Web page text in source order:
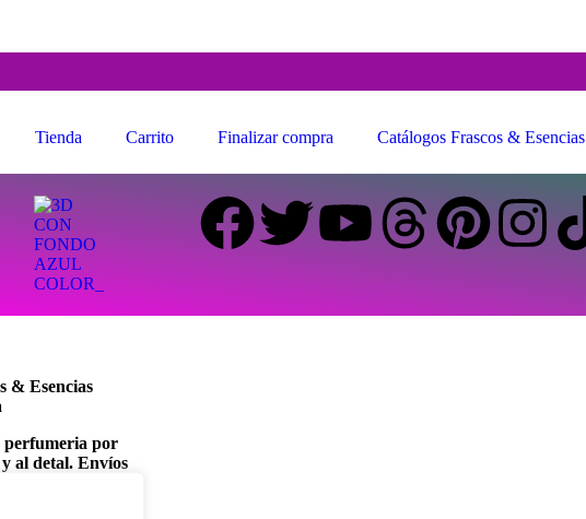
Tienda Carrito Finalizar compra Catálogos Frascos & Esencias
& Esencias
perfumeria por
al detal. Envíos